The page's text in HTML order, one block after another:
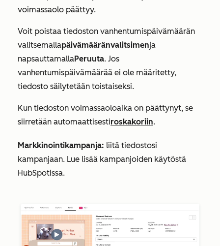
voimassaolo päättyy.
Voit poistaa tiedoston vanhentumispäivämäärän
valitsemallapäivämääränvalitsimenja
napsauttamallaPeruuta. Jos
vanhentumispäivämäärää ei ole määritetty,
tiedosto säilytetään toistaiseksi.
Kun tiedoston voimassaoloaika on päättynyt, se
siirretään automaattisestiroskakoriin.
Markkinointikampanja: liitä tiedostosi
kampanjaan. Lue lisää kampanjoiden käytöstä
HubSpotissa.